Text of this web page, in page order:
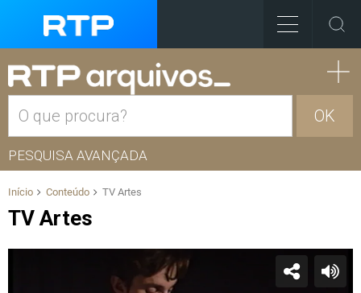
OK
PESQUISA AVANÇADA
Início Conteúdo TV Artes
TV Artes